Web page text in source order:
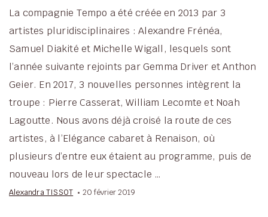
La compagnie Tempo a été créée en 2013 par 3
artistes pluridisciplinaires : Alexandre Frénéa,
Samuel Diakité et Michelle Wigall, lesquels sont
l’année suivante rejoints par Gemma Driver et Anthon
Geier. En 2017, 3 nouvelles personnes intègrent la
troupe : Pierre Casserat, William Lecomte et Noah
Lagoutte. Nous avons déjà croisé la route de ces
artistes, à l’Elégance cabaret à Renaison, où
plusieurs d’entre eux étaient au programme, puis de
nouveau lors de leur spectacle …
Alexandra TISSOT 20 février 2019